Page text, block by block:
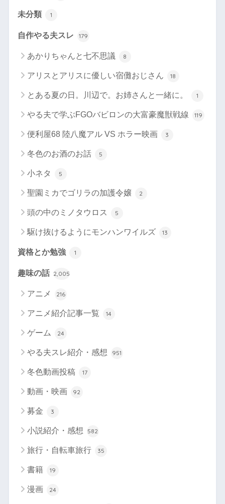
未分類 1
自作やる夫スレ 179
あかりちゃんと七不思議 8
アリスとアリスに優しい宿儺おじさん 18
とある夏の日。川辺で。お姉さんと一緒に。 1
やる夫で学ぶFGOバビロンの大富豪魔獣戦線 119
便利屋68 陸八魔アル VS ホラー映画 3
冬色のお酒のお話 5
小ネタ 5
聖園ミカでゴリラの加護令嬢 2
頭の中のミノタウロス 5
駆け抜けるようにモンハンワイルズ 13
資格とか勉強 1
趣味の話 2,005
アニメ 216
アニメ紹介記事一覧 14
ゲーム 24
やる夫スレ紹介・感想 951
冬色動画投稿 17
動画・映画 92
募金 3
小説紹介・感想 582
旅行・自転車旅行 35
書籍 19
漫画 24